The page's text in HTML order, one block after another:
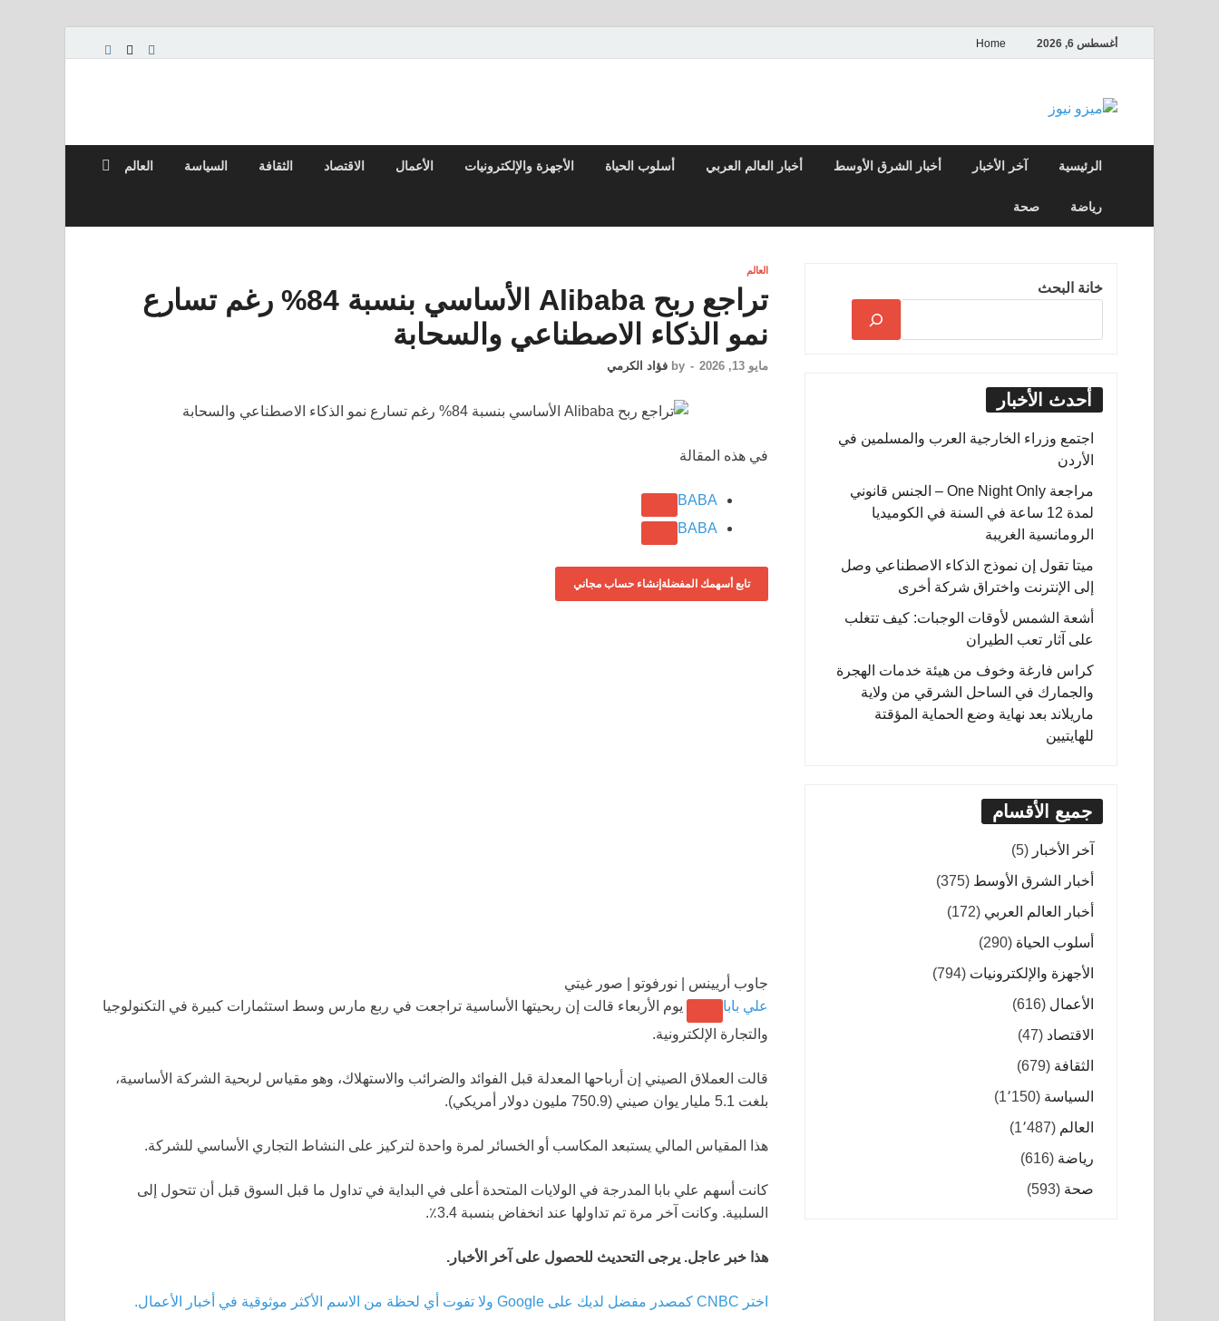
أغسطس 6, 2026 Home
ميزو نيوز
الرئيسية آخر الأخبار أخبار الشرق الأوسط أخبار العالم العربي أسلوب الحياة الأجهزة والإلكترونيات الأعمال الاقتصاد الثقافة السياسة العالم
رياضة صحة
العالم
تراجع ربح Alibaba الأساسي بنسبة 84% رغم تسارع
نمو الذكاء الاصطناعي والسحابة
مايو 13, 2026 -
by فؤاد الكرمي
في هذه المقالة
BABA
BABA
تابع أسهمك المفضلة إنشاء حساب مجاني
جاوب أريينس | نورفوتو | صور غيتي
علي بابا
يوم الأربعاء قالت إن ربحيتها الأساسية تراجعت في ربع مارس وسط استثمارات كبيرة في التكنولوجيا
والتجارة الإلكترونية.
قالت العملاق الصيني إن أرباحها المعدلة قبل الفوائد والضرائب والاستهلاك، وهو مقياس لربحية الشركة الأساسية،
بلغت 5.1 مليار يوان صيني (750.9 مليون دولار أمريكي).
هذا المقياس المالي يستبعد المكاسب أو الخسائر لمرة واحدة لتركيز على النشاط التجاري الأساسي للشركة.
كانت أسهم علي بابا المدرجة في الولايات المتحدة أعلى في البداية في تداول ما قبل السوق قبل أن تتحول إلى
السلبية. وكانت آخر مرة تم تداولها عند انخفاض بنسبة 3.4٪.
هذا خبر عاجل. يرجى التحديث للحصول على آخر الأخبار.
اختر CNBC كمصدر مفضل لديك على Google ولا تفوت أي لحظة من الاسم الأكثر موثوقية في أخبار الأعمال.
خانة البحث
أحدث الأخبار
اجتمع وزراء الخارجية العرب والمسلمين في
الأردن
مراجعة One Night Only – الجنس قانوني
لمدة 12 ساعة في السنة في الكوميديا
الرومانسية الغريبة
ميتا تقول إن نموذج الذكاء الاصطناعي وصل
إلى الإنترنت واختراق شركة أخرى
أشعة الشمس لأوقات الوجبات: كيف تتغلب
على آثار تعب الطيران
كراس فارغة وخوف من هيئة خدمات الهجرة
والجمارك في الساحل الشرقي من ولاية
ماريلاند بعد نهاية وضع الحماية المؤقتة
للهايتيين
جميع الأقسام
آخر الأخبار (5)
أخبار الشرق الأوسط (375)
أخبار العالم العربي (172)
أسلوب الحياة (290)
الأجهزة والإلكترونيات (794)
الأعمال (616)
الاقتصاد (47)
الثقافة (679)
السياسة (1٬150)
العالم (1٬487)
رياضة (616)
صحة (593)